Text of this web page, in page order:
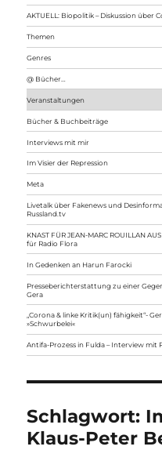
AKTUELL: Biopolitik – Diskussion über
Themen
Genres
@ Bücher…
Veranstaltungen
Bücher & Buchbeiträge
Interviews mit mir
Im Visier der Repression
Meta
Livetalk über Fakenews und
Russland.tv
KNAST FÜR JEAN-MARC ROUILLAN
für Radio Flora
In Gedenken an Harun Farocki
Presseberichterstattung zu einer
Gera
„Corona & linke Kritik(un) fähigkeit“-
»Schwurbelei«
Antifa-Prozess in Fulda – Interview mit
Schlagwort:
Klaus-Peter